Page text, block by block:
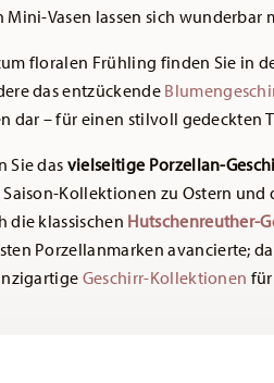
Mini-Vasen lassen sich wunderbar
floralen Frühling finden Sie in
das entzückende
dar – für einen stilvoll gedeckten
Sie das vielseitige Porzellan-
Kollektionen zu Ostern und
die klassischen Hutschenreuther-
Porzellanmarken avancierte;
Geschirr-Kollektionen